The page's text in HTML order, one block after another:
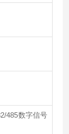
485数字信号